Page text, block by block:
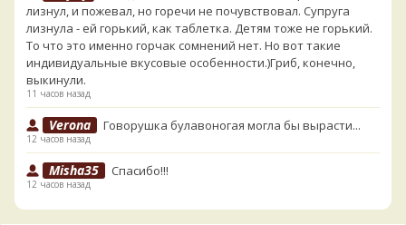
лизнул, и пожевал, но горечи не почувствовал. Супруга
лизнула - ей горький, как таблетка. Детям тоже не горький.
То что это именно горчак сомнений нет. Но вот такие
индивидуальные вкусовые особенности.)Гриб, конечно,
выкинули.
11 часов назад
Verona Говорушка булавоногая могла бы вырасти...
12 часов назад
Misha35 Спасибо!!!
12 часов назад
BorisM